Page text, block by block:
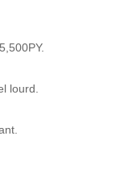
lourd.